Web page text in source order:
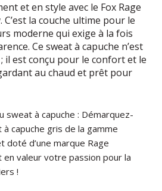
et en style avec le Fox Rage
la couche ultime pour le
moderne qui exige à la fois
Ce sweat à capuche n’est
il est conçu pour le confort et le
au chaud et prêt pour
sweat à capuche : Démarquez-
capuche gris de la gamme
doté d’une marque Rage
valeur votre passion pour la
!